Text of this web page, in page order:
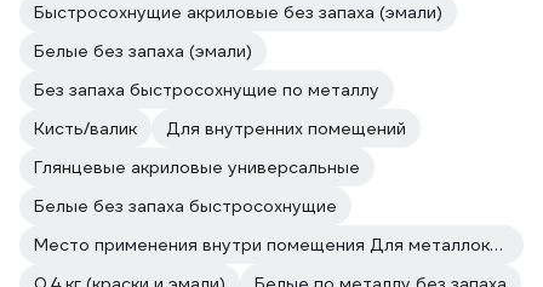
Быстросохнущие акриловые без запаха (эмали)
Белые без запаха (эмали)
Без запаха быстросохнущие по металлу
Кисть/валик
Для внутренних помещений
Глянцевые акриловые универсальные
Белые без запаха быстросохнущие
Место применения внутри помещения Для металлоконструкций